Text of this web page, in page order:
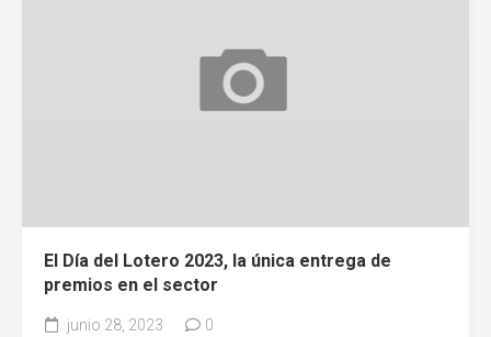
El Día del Lotero 2023, la única entrega de
premios en el sector
junio 28, 2023 0